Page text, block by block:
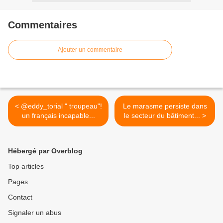
Commentaires
Ajouter un commentaire
< @eddy_torial " troupeau"!
un français incapable...
Le marasme persiste dans
le secteur du bâtiment... >
Hébergé par Overblog
Top articles
Pages
Contact
Signaler un abus